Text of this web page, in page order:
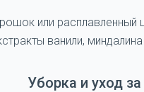
или расплавленный
ванили,
Уборка и уход